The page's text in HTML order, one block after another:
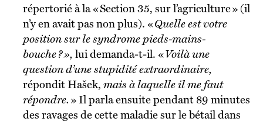
répertorié à la « Section 35, sur l’agriculture » (il
n’y en avait pas non plus). «Quelle est votre
position sur le syndrome pieds-mains-
bouche ? », lui demanda-t-il. «Voilà une
question d’une stupidité extraordinaire,
répondit Hašek, mais à laquelle il me faut
répondre. » Il parla ensuite pendant 89 minutes
des ravages de cette maladie sur le bétail dans